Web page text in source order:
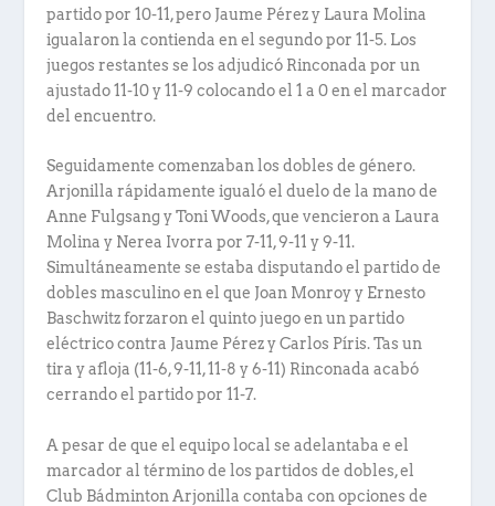
partido por 10-11, pero Jaume Pérez y Laura Molina
igualaron la contienda en el segundo por 11-5. Los
juegos restantes se los adjudicó Rinconada por un
ajustado 11-10 y 11-9 colocando el 1 a 0 en el marcador
del encuentro.
Seguidamente comenzaban los dobles de género.
Arjonilla rápidamente igualó el duelo de la mano de
Anne Fulgsang y Toni Woods, que vencieron a Laura
Molina y Nerea Ivorra por 7-11, 9-11 y 9-11.
Simultáneamente se estaba disputando el partido de
dobles masculino en el que Joan Monroy y Ernesto
Baschwitz forzaron el quinto juego en un partido
eléctrico contra Jaume Pérez y Carlos Píris. Tas un
tira y afloja (11-6, 9-11, 11-8 y 6-11) Rinconada acabó
cerrando el partido por 11-7.
A pesar de que el equipo local se adelantaba e el
marcador al término de los partidos de dobles, el
Club Bádminton Arjonilla contaba con opciones de